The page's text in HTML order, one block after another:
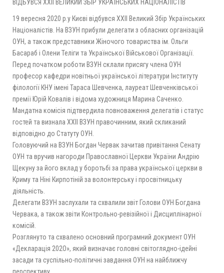
ВІДБУВСЯ ХХІІ ВЕЛИКИЙ ЗБІР УКРАЇНСЬКИХ НАЦІОНАЛІСТІВ
19 вересня 2020 р.у Києві відбувся ХХІІ Великий Збір Українських
Націоналістів. На ВЗУН прибули делегати з обласних організацій
ОУН, а також представники Жіночого товариства ім. Ольги
Басараб і Олени Теліги та Української Військової Організації.
Перед початком роботи ВЗУН склали присягу члена ОУН
професор кафедри новітньої української літератури Інституту
філології КНУ імені Тараса Шевченка, лауреат Шевченківської
премії Юрій Ковалів і відома художниця Марина Саченко.
Мандатна комісія підтвердила повноваження делегатів і статус
гостей та визнала ХХІІ ВЗУН правочинним, який скликаний
відповідно до Статуту ОУН.
Головуючий на ВЗУН Богдан Червак зачитав привітання Сенату
ОУН та вручив нагороди Православної Церкви України Андрію
Щекуну за його вклад у боротьбі за права української церкви в
Криму та Ніні Кирпотіній за волонтерську і просвітницьку
діяльність.
Делегати ВЗУН заслухали та схвалили звіт Голови ОУН Богдана
Червака, а також звіти Контрольно-ревізійної і Дисциплінарної
комісій.
Розглянуто та схвалено основний програмний документ ОУН
«Декларація 202О», який визначає головні світоглядно-ідейні
засади та суспільно-політичні завдання ОУН на найближчу